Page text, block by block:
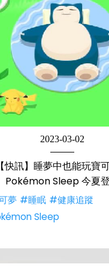
2023-03-02
【快訊】睡夢中也能玩寶
Pokémon Sleep 今夏
夢 #睡眠 #健康追蹤
Sleep